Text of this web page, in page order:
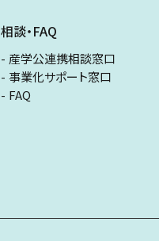
相談・FAQ
産学公連携相談窓口
事業化サポート窓口
FAQ